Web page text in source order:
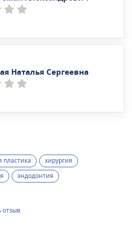
Наталья Сергеевна
пластика
хирургия
эндодонтия
отзыв